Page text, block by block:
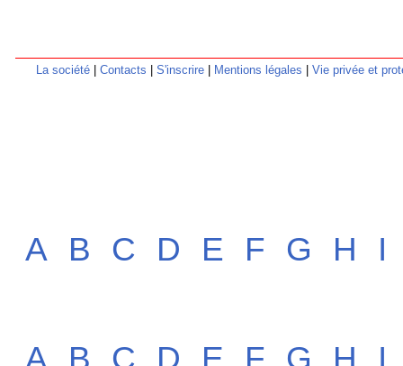
La société Contacts S'inscrire Mentions légales Vie privée et
A B C D E F G H I
A B C D E F G H I